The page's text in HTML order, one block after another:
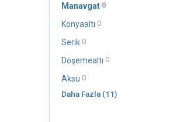
Manavgat 0
Konyaaltı 0
Serik 0
Döşemealtı 0
Aksu 0
Daha Fazla (11)